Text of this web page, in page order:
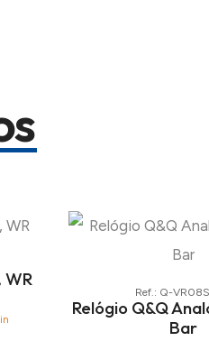
WR
Ref.: Q-
Relógio Q&Q
Bar